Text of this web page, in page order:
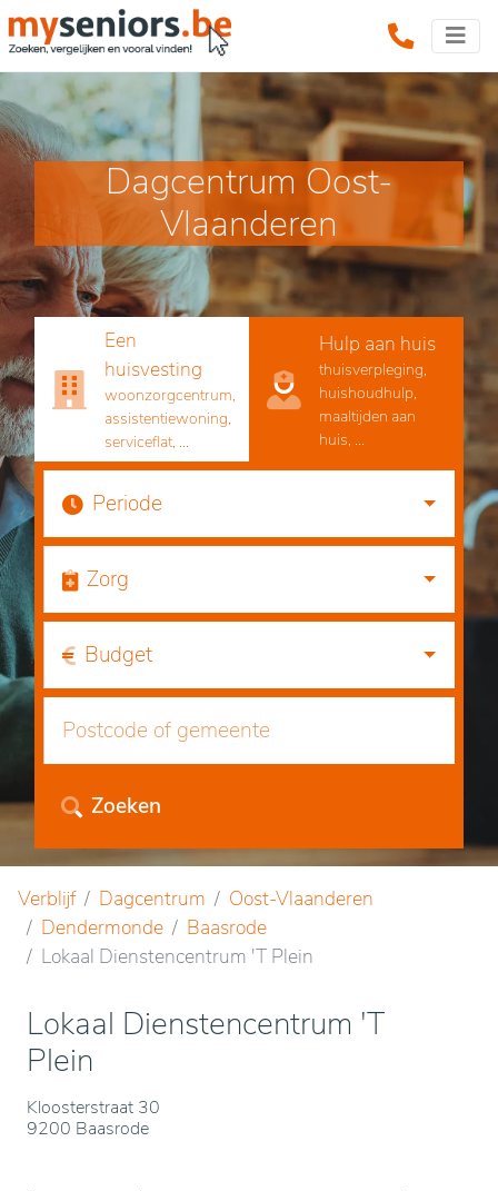
Dagcentrum Oost-
Vlaanderen
Een
huisvesting
woonzorgcentrum,
assistentiewoning,
serviceflat, ...
Hulp aan huis
thuisverpleging,
huishoudhulp,
maaltijden aan
huis, ...
Periode
Zorg
Budget
Zoeken
Verblijf Dagcentrum
Oost-Vlaanderen
Dendermonde
Baasrode
Lokaal Dienstencentrum 'T Plein
Lokaal Dienstencentrum 'T
Plein
Kloosterstraat 30
9200 Baasrode